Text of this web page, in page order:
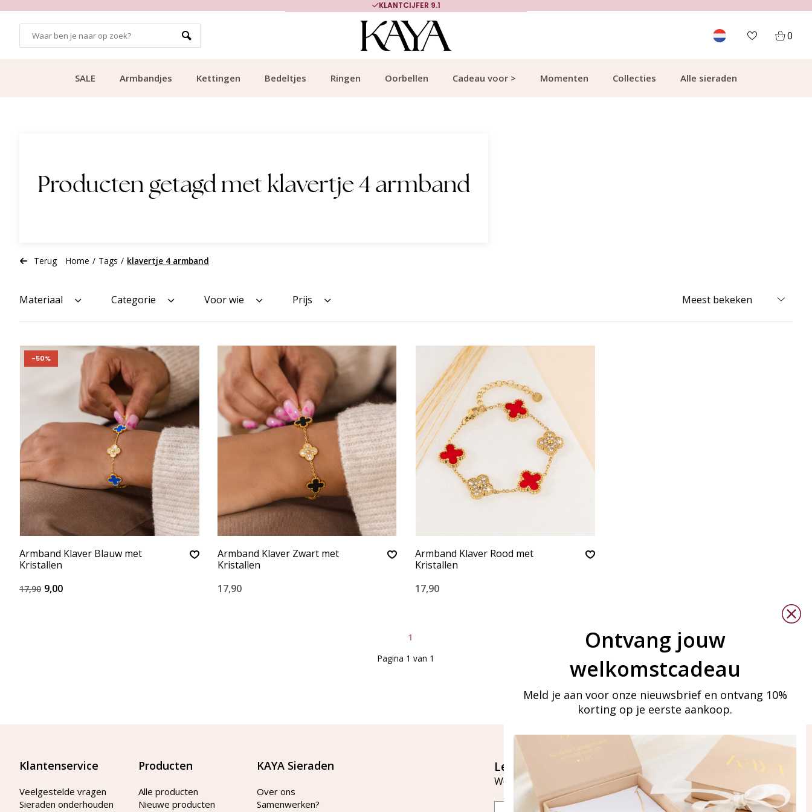
KLANTCIJFER 9.1
0
SALE Armbandjes Kettingen Bedeltjes Ringen Oorbellen Cadeau voor > Momenten Collecties Alle sieraden
Producten getagd met klavertje 4 armband
Terug Home / Tags / klavertje 4 armband
Materiaal Categorie Voor wie Prijs
-50%
Armband Klaver Blauw met
Kristallen
17,90 9,00
Armband Klaver Zwart met
Kristallen
17,90
Armband Klaver Rood met
Kristallen
17,90
1
Pagina 1 van 1
Klantenservice
Veelgestelde vragen
Sieraden onderhouden
Producten
Alle producten
Nieuwe producten
KAYA Sieraden
Over ons
Samenwerken?
Let's stay in touch
Word lid van onze mailinglijst
Ontvang jouw
welkomstcadeau
Meld je aan voor onze nieuwsbrief en ontvang 10%
korting op je eerste aankoop.